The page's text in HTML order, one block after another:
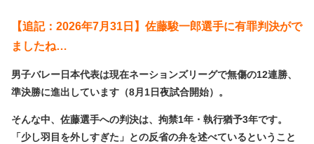
【追記：2026年7月31日】佐藤駿一郎選手に有罪判決がで
ましたね…
男子バレー日本代表は現在ネーションズリーグで無傷の12連勝、
準決勝に進出しています（8月1日夜試合開始）。
そんな中、佐藤選手への判決は、拘禁1年・執行猶予3年です。
「少し羽目を外しすぎた」との反省の弁を述べているということ